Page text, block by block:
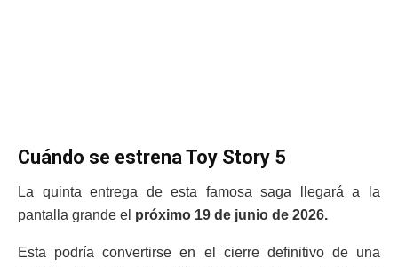
Cuándo se estrena Toy Story 5
La quinta entrega de esta famosa saga llegará a la
pantalla grande el próximo 19 de junio de 2026.
Esta podría convertirse en el cierre definitivo de una